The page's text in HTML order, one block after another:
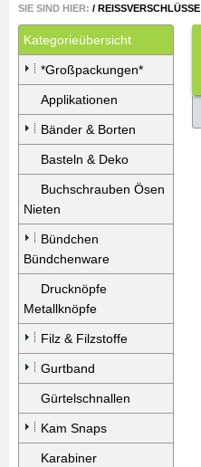
SIE SIND HIER: / REISSVERSCHLÜSSE
Kategorieübersicht
*Großpackungen*
Applikationen
Bänder & Borten
Basteln & Deko
Buchschrauben Ösen
Nieten
Bündchen
Bündchenware
Drucknöpfe
Metallknöpfe
Filz & Filzstoffe
Gurtband
Gürtelschnallen
Kam Snaps
Karabiner